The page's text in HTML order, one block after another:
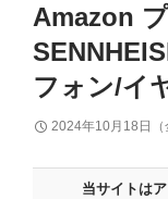
Amazon
フォン/イ
2024年10月18日（
当サイトは